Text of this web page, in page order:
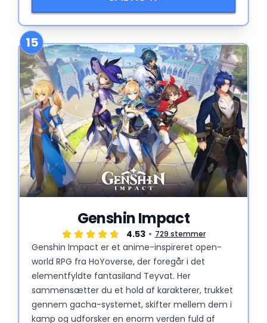
15
Genshin Impact
4.53 729 stemmer
Genshin Impact er et anime-inspireret open-
world RPG fra HoYoverse, der foregår i det
elementfyldte fantasiland Teyvat. Her
sammensætter du et hold af karakterer, trukket
gennem gacha-systemet, skifter mellem dem i
kamp og udforsker en enorm verden fuld af